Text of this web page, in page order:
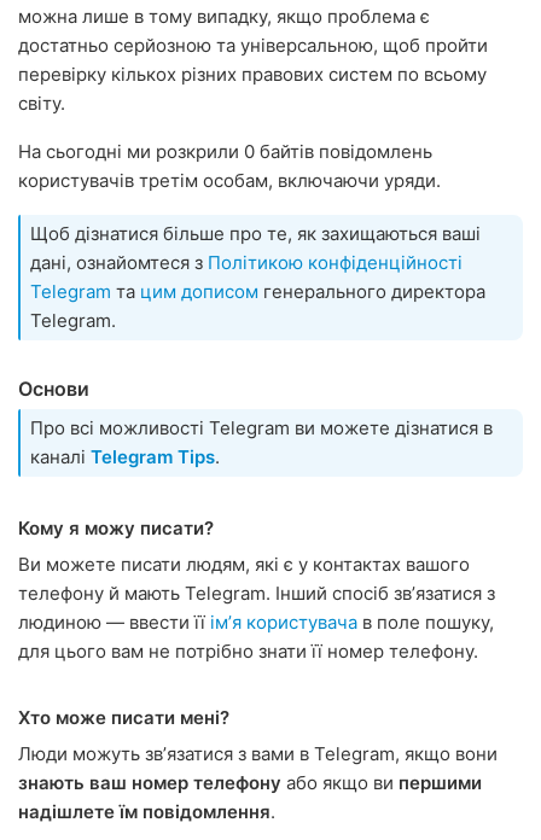
можна лише в тому випадку, якщо проблема є
достатньо серйозною та універсальною, щоб пройти
перевірку кількох різних правових систем по всьому
світу.
На сьогодні ми розкрили 0 байтів повідомлень
користувачів третім особам, включаючи уряди.
Щоб дізнатися більше про те, як захищаються ваші
дані, ознайомтеся з Політикою конфіденційності
Telegram та цим дописом генерального директора
Telegram.
Основи
Про всі можливості Telegram ви можете дізнатися в
каналі Telegram Tips.
Кому я можу писати?
Ви можете писати людям, які є у контактах вашого
телефону й мають Telegram. Інший спосіб звʼязатися з
людиною — ввести її імʼя користувача в поле пошуку,
для цього вам не потрібно знати її номер телефону.
Хто може писати мені?
Люди можуть звʼязатися з вами в Telegram, якщо вони
знають ваш номер телефону або якщо ви першими
надішлете їм повідомлення.